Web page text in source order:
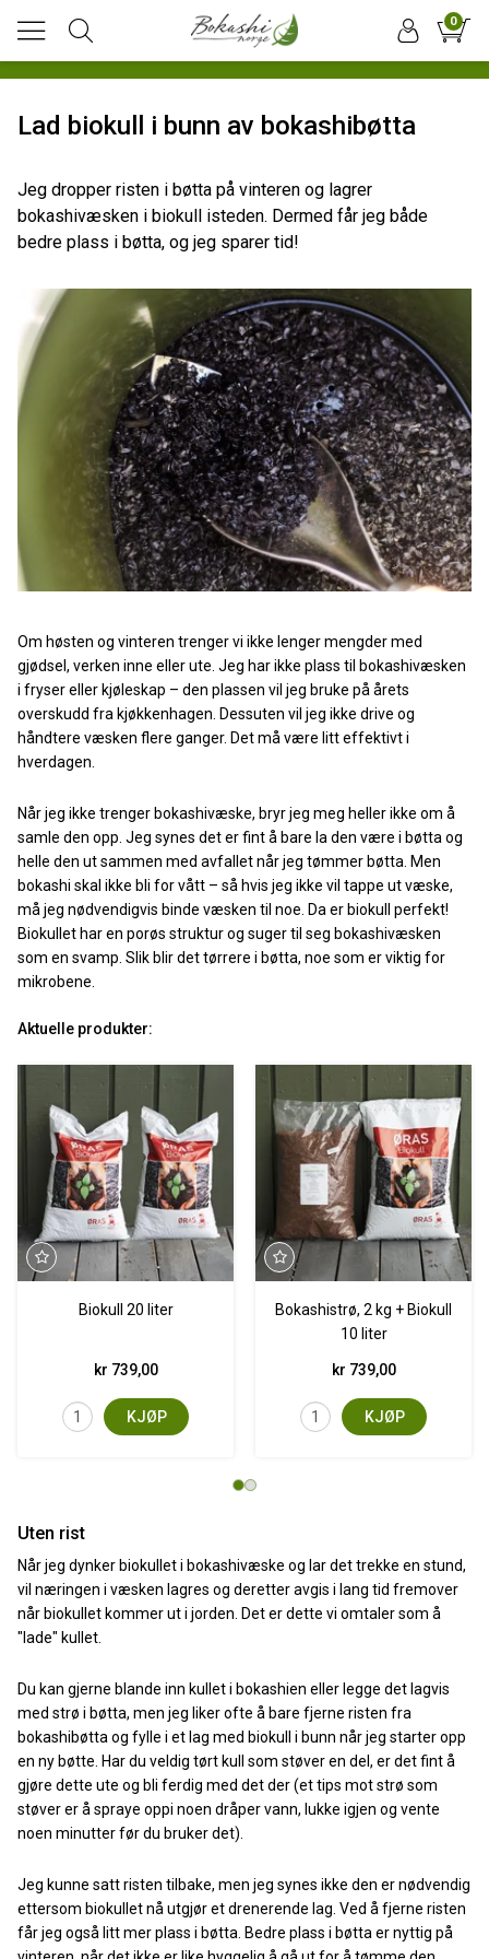
0
Lad biokull i bunn av bokashibøtta
Jeg dropper risten i bøtta på vinteren og lagrer
bokashivæsken i biokull isteden. Dermed får jeg både
bedre plass i bøtta, og jeg sparer tid!
Om høsten og vinteren trenger vi ikke lenger mengder med
gjødsel, verken inne eller ute. Jeg har ikke plass til bokashivæsken
i fryser eller kjøleskap – den plassen vil jeg bruke på årets
overskudd fra kjøkkenhagen. Dessuten vil jeg ikke drive og
håndtere væsken flere ganger. Det må være litt effektivt i
hverdagen.
Når jeg ikke trenger bokashivæske, bryr jeg meg heller ikke om å
samle den opp. Jeg synes det er fint å bare la den være i bøtta og
helle den ut sammen med avfallet når jeg tømmer bøtta. Men
bokashi skal ikke bli for vått – så hvis jeg ikke vil tappe ut væske,
må jeg nødvendigvis binde væsken til noe. Da er biokull perfekt!
Biokullet har en porøs struktur og suger til seg bokashivæsken
som en svamp. Slik blir det tørrere i bøtta, noe som er viktig for
mikrobene.
Aktuelle produkter:
Biokull 20 liter
kr 739,00
KJØP
Bokashistrø, 2 kg + Biokull
10 liter
kr 739,00
KJØP
Uten rist
Når jeg dynker biokullet i bokashivæske og lar det trekke en stund,
vil næringen i væsken lagres og deretter avgis i lang tid fremover
når biokullet kommer ut i jorden. Det er dette vi omtaler som å
"lade" kullet.
Du kan gjerne blande inn kullet i bokashien eller legge det lagvis
med strø i bøtta, men jeg liker ofte å bare fjerne risten fra
bokashibøtta og fylle i et lag med biokull i bunn når jeg starter opp
en ny bøtte. Har du veldig tørt kull som støver en del, er det fint å
gjøre dette ute og bli ferdig med det der (et tips mot strø som
støver er å spraye oppi noen dråper vann, lukke igjen og vente
noen minutter før du bruker det).
Jeg kunne satt risten tilbake, men jeg synes ikke den er nødvendig
ettersom biokullet nå utgjør et drenerende lag. Ved å fjerne risten
får jeg også litt mer plass i bøtta. Bedre plass i bøtta er nyttig på